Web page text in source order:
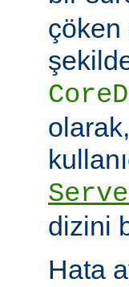
çöken
dizini
Hata